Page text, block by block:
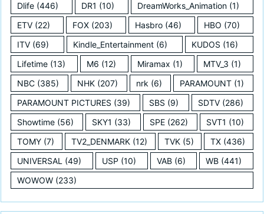
Dlife (446) DR1 (10) DreamWorks_Animation (1)
ETV (22) FOX (203) Hasbro (46) HBO (70)
ITV (69) Kindle_Entertainment (6) KUDOS (16)
Lifetime (13) M6 (12) Miramax (1) MTV_3 (1)
NBC (385) NHK(207) nrk (6) PARAMOUNT (1)
PARAMOUNT PICTURES (39) SBS (9) SDTV(286)
Showtime (56) SKY1 (33) SPE(262) SVT1 (10)
TOMY (7) TV2_DENMARK(12) TVK(5) TX (436)
UNIVERSAL (49) USP (10) VAB(6) WB (441)
WOWOW (233)